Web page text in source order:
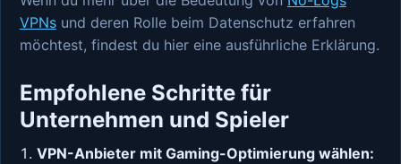
VPNsund deren Rolle beim Datenschutz erfahren
möchtest, findest du hier eine ausführliche Erklärung.
Empfohlene Schritte für
Unternehmen und Spieler
VPN-Anbieter mit Gaming-Optimierung wählen: